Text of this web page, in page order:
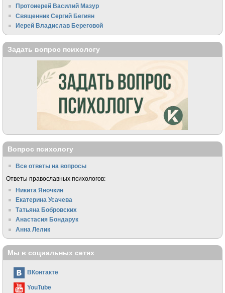
Протоиерей Василий Мазур
Священник Сергий Бегиян
Иерей Владислав Береговой
Задать вопрос психологу
Вопрос психологу
Все ответы на вопросы
Ответы православных психологов:
Никита Яночкин
Екатерина Усачева
Татьяна Бобровских
Анастасия Бондарук
Анна Лелик
Мы в социальных сетях
ВКонтакте
YouTube